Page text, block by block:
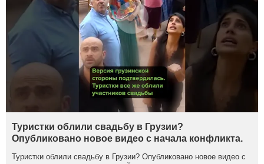
Туристки облили свадьбу в Грузии?
Опубликовано новое видео с начала конфликта.
Туристки облили свадьбу в Грузии? Опубликовано новое видео с